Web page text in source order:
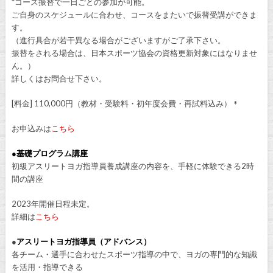
ご自身のスケジュールに合わせ、コースをまたいで振替受講ができま
す。
（進行具合が若干異なる場合がございますがご了承下さい。
振替をされる場合は、日本スポーツ協会の資格更新対象にはなりませ
ん。）
詳しくはお問合せ下さい。
[料金] 110,000円（教材・受験料・初年度会費・再試料込み）＊
お申込みは こちら
●基礎プログラム講座
初級アスリートヨガ指導員養成講座の内容を、手軽に体験できる2時
間の講座
2023年開催日程未定。
詳細は こちら
●アスリートヨガ指導員（アドバンス）
各チーム・選手に合わせたスポーツ指導の中で、ヨガの専門的な知識
を活用・指導できる